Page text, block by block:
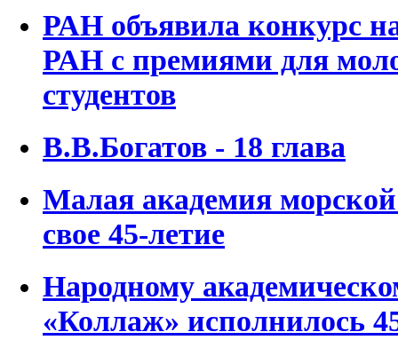
РАН объявила конкурс
РАН с премиями для
студентов
В.В.Богатов - 18 глава
Малая академия
свое 45-летие
Народному
«Коллаж» исполнилось